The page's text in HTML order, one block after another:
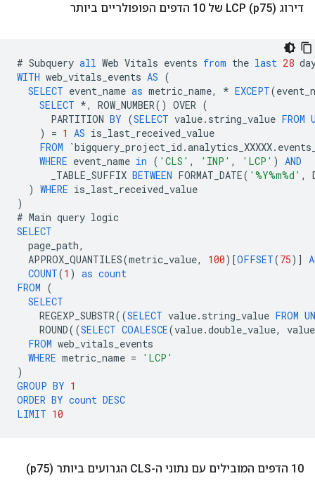
דירוג LCP (p75) של 10 הדפים הפופולריים ביותר
# Subquery all Web Vitals events from the last 28
WITH web_vitals_events AS (
SELECT event_name as metric_name, * EXCEPT(
SELECT *, ROW_NUMBER() OVER (
PARTITION BY (SELECT value. string_value FROM
)
= 1 AS is_last_received_value
FROM
`bigquery_project_id .analytics_XXXXX.
WHERE event_name in ( 'CLS' , 'INP' , 'LCP' )
AND
_TABLE_SUFFIX BETWEEN FORMAT_DATE( '%Y%m%d' ,
) WHERE is_last_received_value
)
# Main query logic
SELECT
page_path,
APPROX_QUANTILES(metric_value, 100)[OFFSET(75)]
COUNT(1 ) as count
FROM (
SELECT
REGEXP_SUBSTR((SELECT value. string_value FROM
ROUND((SELECT COALESCE(value.double_value,
value
FROM web_vitals_events
WHERE metric_name =
'LCP'
)
GROUP BY 1
ORDER BY count DESC
LIMIT 10
10 הדפים המובילים עם נתוני ה-CLS הגרועים ביותר (p75)